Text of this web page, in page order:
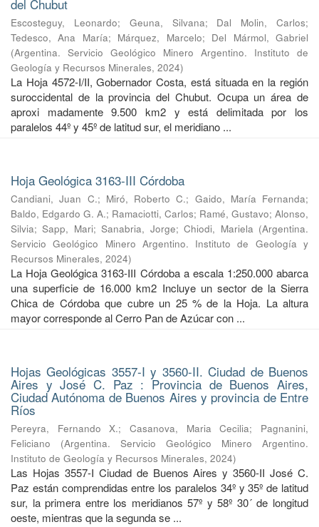
del Chubut
Escosteguy, Leonardo; Geuna, Silvana; Dal Molin, Carlos;
Tedesco, Ana María; Márquez, Marcelo; Del Mármol, Gabriel
(Argentina. Servicio Geológico Minero Argentino. Instituto de
Geología y Recursos Minerales, 2024)
La Hoja 4572-I/II, Gobernador Costa, está situada en la región
suroccidental de la provincia del Chubut. Ocupa un área de
aproxi madamente 9.500 km2 y está delimitada por los
paralelos 44º y 45º de latitud sur, el meridiano ...
Hoja Geológica 3163-III Córdoba
Candiani, Juan C.; Miró, Roberto C.; Gaido, María Fernanda;
Baldo, Edgardo G. A.; Ramaciotti, Carlos; Ramé, Gustavo; Alonso,
Silvia;Sapp, Mari;Sanabria, Jorge;Chiodi, Mariela (Argentina.
Servicio Geológico Minero Argentino. Instituto de Geología y
Recursos Minerales, 2024)
La Hoja Geológica 3163-III Córdoba a escala 1:250.000 abarca
una superficie de 16.000 km2 Incluye un sector de la Sierra
Chica de Córdoba que cubre un 25 % de la Hoja. La altura
mayor corresponde al Cerro Pan de Azúcar con ...
Hojas Geológicas 3557-I y 3560-II. Ciudad de Buenos
Aires y José C. Paz : Provincia de Buenos Aires,
Ciudad Autónoma de Buenos Aires y provincia de Entre
Ríos
Pereyra, Fernando X.;Casanova, Maria Cecilia; Pagnanini,
Feliciano
(Argentina. Servicio Geológico Minero Argentino.
Instituto de Geología y Recursos Minerales, 2024)
Las Hojas 3557-I Ciudad de Buenos Aires y 3560-II José C.
Paz están comprendidas entre los paralelos 34º y 35º de latitud
sur, la primera entre los meridianos 57º y 58º 30´ de longitud
oeste, mientras que la segunda se ...